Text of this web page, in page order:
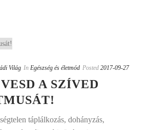
Világ In Egészség és életmód Posted 2017-09-27
A SZÍVED
táplálkozás, dohányzás,